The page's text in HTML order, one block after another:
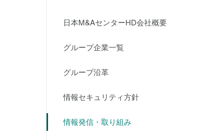
日本M&AセンターHD会社概要
グループ企業一覧
グループ沿革
情報セキュリティ方針
情報発信・取り組み